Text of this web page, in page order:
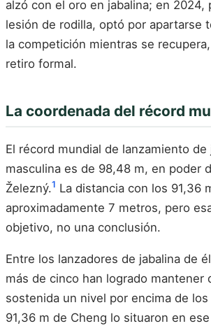
alzó con el oro en jabalina; en 2024,
lesión de rodilla, optó por apartarse
la competición mientras se
retiro formal.
La coordenada del récord
El récord mundial de lanzamiento de
masculina es de 98,48 m, en poder
Železný.1 La distancia con los 91,36
aproximadamente 7 metros, pero
objetivo, no una conclusión.
Entre los lanzadores de jabalina de
más de cinco han logrado mantener
sostenida un nivel por encima de
91,36 m de Cheng lo situaron en